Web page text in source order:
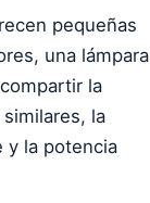
pequeñas
una lámpara
la
la
y la potencia